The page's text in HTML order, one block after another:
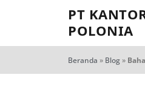
PT
POLONIA
Beranda » Blog»